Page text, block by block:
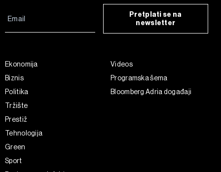
Pretplati se na
newsletter
Ekonomija
Biznis
Politika
Tržište
Prestiž
Tehnologija
Green
Sport
Videos
Programska šema
Bloomberg Adria događaji